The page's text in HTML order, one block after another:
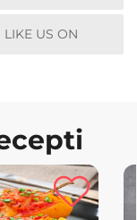
LIKE US ON